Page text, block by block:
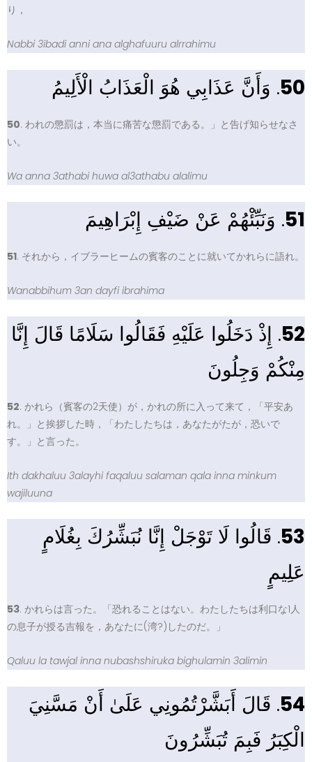
り，
Nabbi 3ibadi anni ana alghafuuru alrrahimu
50. وَأَنَّ عَذَابِي هُوَ الْعَذَابُ الْأَلِيمُ
50. われの懲罰は，本当に痛苦な懲罰である。」と告げ知らせなさ
い。
Wa anna 3athabi huwa al3athabu alalimu
51. وَنَبِّئْهُمْ عَنْ ضَيْفِ إِبْرَاهِيمَ
51. それから，イブラーヒームの賓客のことに就いてかれらに語れ。
Wanabbihum 3an dayfi ibrahima
52. إِذْ دَخَلُوا عَلَيْهِ فَقَالُوا سَلَامًا قَالَ إِنَّا
مِنْكُمْ وَجِلُونَ
52. かれら（賓客の2天使）が，かれの所に入って来て，「平安あ
れ。」と挨拶した時，「わたしたちは，あなたがたが，恐いで
す。」と言った。
Ith dakhaluu 3alayhi faqaluu salaman qala inna minkum
wajiluuna
53. قَالُوا لَا تَوْجَلْ إِنَّا نُبَشِّرُكَ بِغُلَامٍ
عَلِيمٍ
53. かれらは言った。「恐れることはない。わたしたちは利口な1人
の息子が授る吉報を，あなたに(湾?)したのだ。」
Qaluu la tawjal inna nubashshiruka bighulamin 3alimin
54. قَالَ أَبَشَّرْتُمُونِي عَلَىٰ أَنْ مَسَّنِيَ
الْكِبَرُ فَبِمَ تُبَشِّرُونَ